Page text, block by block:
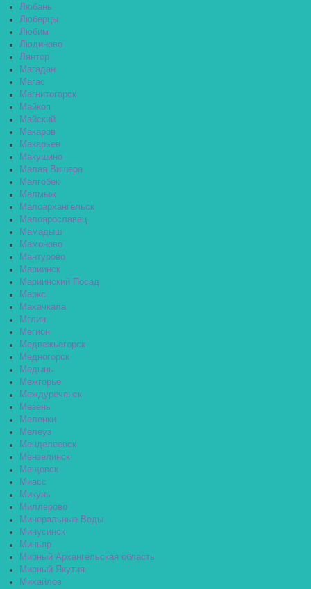
Любань
Люберцы
Любим
Людиново
Лянтор
Магадан
Магас
Магнитогорск
Майкоп
Майский
Макаров
Макарьев
Макушино
Малая Вишера
Малгобек
Малмыж
Малоархангельск
Малоярославец
Мамадыш
Мамоново
Мантурово
Мариинск
Мариинский Посад
Маркс
Махачкала
Мглин
Мегион
Медвежьегорск
Медногорск
Медынь
Межгорье
Междуреченск
Мезень
Меленки
Мелеуз
Менделеевск
Мензелинск
Мещовск
Миасс
Микунь
Миллерово
Минеральные Воды
Минусинск
Миньяр
Мирный Архангельская область
Мирный Якутия
Михайлов